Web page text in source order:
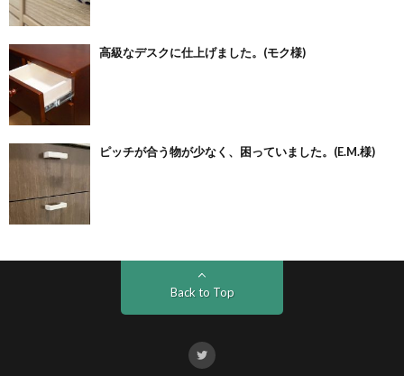
高級なデスクに仕上げました。(モク様)
ピッチが合う物が少なく、困っていました。(E.M.様)
Back to Top